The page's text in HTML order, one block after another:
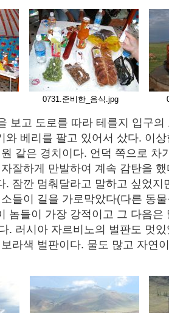
0731.준비한_음식.jpg
보고 도로를 따라 테를지 입구의
와 베리를 팔고 있어서 샀다. 이
같은 경치이다. 언덕 쪽으로 차
잘하게 만발하여 계속 감탄을
. 잠깐 멈춰달라고 말하고 싶었지
들이 길을 가로막았다(다른 동
놈들이 가장 강적이고 그 다음은
. 러시아 자르비노의 벌판도 멋
라색 벌판이다. 물도 많고 자연